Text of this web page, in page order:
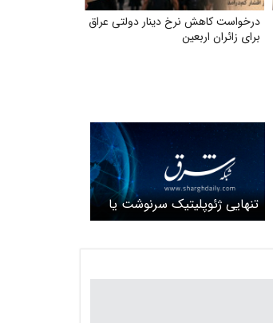
درخواست کاهش نرخ دینار دولتی عراق
برای زائران اربعین
تنهایی ژئوپلیتیک سرنوشت یا
انتخاب؟